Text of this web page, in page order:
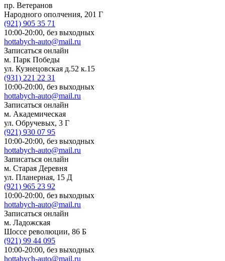
пр. Ветеранов
Народного ополчения, 201 Г
(921) 905 35 71
10:00-20:00, без выходных
hottabych-auto@mail.ru
Записаться онлайн
м. Парк Победы
ул. Кузнецовская д.52 к.15
(931) 221 22 31
10:00-20:00, без выходных
hottabych-auto@mail.ru
Записаться онлайн
м. Академическая
ул. Обручевых, 3 Г
(921) 930 07 95
10:00-20:00, без выходных
hottabych-auto@mail.ru
Записаться онлайн
м. Старая Деревня
ул. Планерная, 15 Д
(921) 965 23 92
10:00-20:00, без выходных
hottabych-auto@mail.ru
Записаться онлайн
м. Ладожская
Шоссе революции, 86 Б
(921) 99 44 095
10:00-20:00, без выходных
hottabych-auto@mail.ru